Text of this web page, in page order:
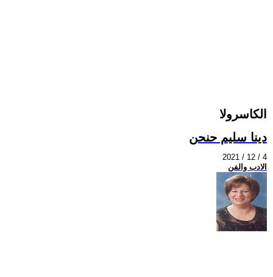
الكاسرولا
دينا سليم حنحن
2021 / 12 / 4
الادب والفن